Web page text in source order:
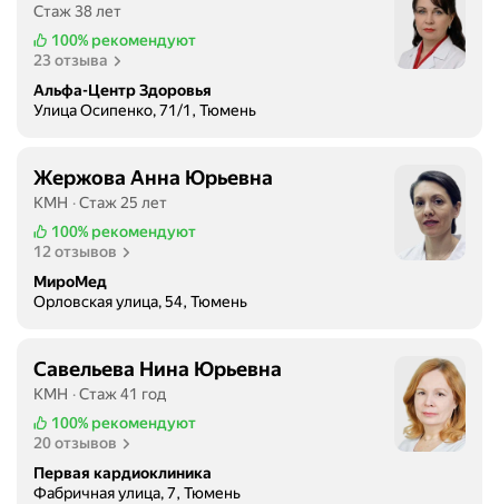
Стаж 38 лет
100% рекомендуют
23 отзыва
Альфа-Центр Здоровья
Улица Осипенко, 71/1, Тюмень
Жержова Анна Юрьевна
КМН
Стаж 25 лет
100% рекомендуют
12 отзывов
МироМед
Орловская улица, 54, Тюмень
Савельева Нина Юрьевна
КМН
Стаж 41 год
100% рекомендуют
20 отзывов
Первая кардиоклиника
Фабричная улица, 7, Тюмень